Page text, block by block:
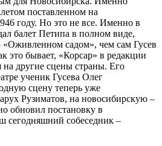
поставленном на
году. Но это не все. Именно в
балет Петипа в полном виде,
«Оживленном садом», чем сам Гусев
это бывает, «Корсар» в редакции
на другие сцены страны. Его
ученик Гусева Олег
сцену теперь уже
Рузиматов, на новосибирскую ‒
обновил постановку в
сегодняшний собеседник ‒